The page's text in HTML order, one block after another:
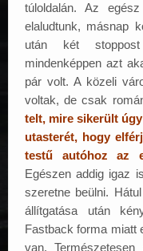
túloldalán. Az
elaludtunk, másnap
után két
mindenképpen azt
pár volt. A közeli
voltak, de csak
telt, mire sikerült
utasterét, hogy
testű autóhoz az
Egészen addig igaz
szeretne beülni.
állítgatása után
Fastback forma miatt
van.